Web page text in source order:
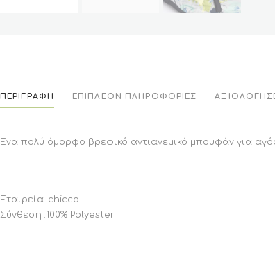
ΠΕΡΙΓΡΑΦΉ ΕΠΙΠΛΈΟΝ ΠΛΗΡΟΦΟΡΊΕΣ
Ένα πολύ όμορφο βρεφικό αντιανεμικό μπουφάν για
Εταιρεία: chicco
Σύνθεση :100% Polyester